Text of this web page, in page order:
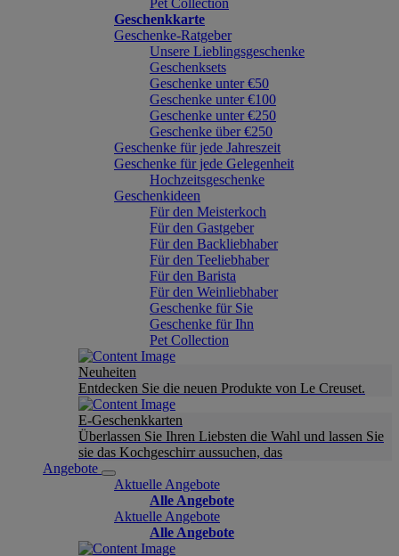
Pet Collection
Geschenkkarte
Geschenke-Ratgeber
Unsere Lieblingsgeschenke
Geschenksets
Geschenke unter €50
Geschenke unter €100
Geschenke unter €250
Geschenke über €250
Geschenke für jede Jahreszeit
Geschenke für jede Gelegenheit
Hochzeitsgeschenke
Geschenkideen
Für den Meisterkoch
Für den Gastgeber
Für den Backliebhaber
Für den Teeliebhaber
Für den Barista
Für den Weinliebhaber
Geschenke für Sie
Geschenke für Ihn
Pet Collection
Neuheiten
Entdecken Sie die neuen Produkte von Le Creuset.
E-Geschenkkarten
Überlassen Sie Ihren Liebsten die Wahl und lassen Sie
sie das Kochgeschirr aussuchen, das
Angebote
Aktuelle Angebote
Alle Angebote
Aktuelle Angebote
Alle Angebote